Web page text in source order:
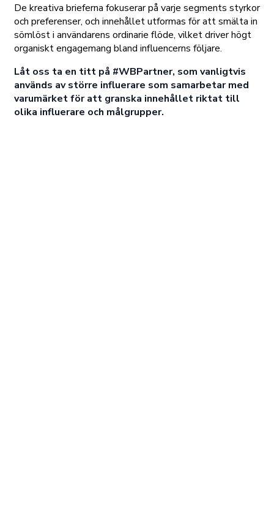
De kreativa brieferna fokuserar på varje segments styrkor
och preferenser, och innehållet utformas för att smälta in
sömlöst i användarens ordinarie flöde, vilket driver högt
organiskt engagemang bland influencerns följare.
Låt oss ta en titt på #WBPartner, som vanligtvis
används av större influerare som samarbetar med
varumärket för att granska innehållet riktat till
olika influerare och målgrupper.